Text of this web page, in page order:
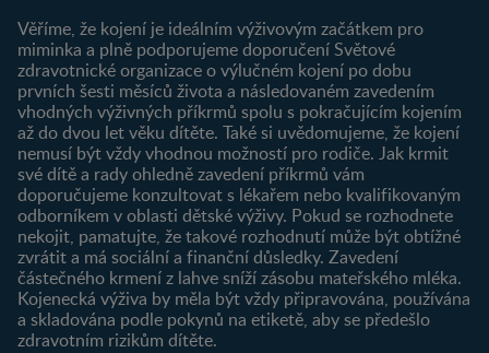
Můj účet
Registrace
Newsletter
Přihlášení
Produkty
Najít produkt
Věříme, že kojení je ideálním výživovým začátkem pro
miminka a plně podporujeme doporučení Světové
zdravotnické organizace o výlučném kojení po dobu
prvních šesti měsíců života a následovaném zavedením
vhodných výživných příkrmů spolu s pokračujícím kojením
až do dvou let věku dítěte. Také si uvědomujeme, že kojení
nemusí být vždy vhodnou možností pro rodiče. Jak krmit
své dítě a rady ohledně zavedení příkrmů vám
doporučujeme konzultovat s lékařem nebo kvalifikovaným
odborníkem v oblasti dětské výživy. Pokud se rozhodnete
nekojit, pamatujte, že takové rozhodnutí může být obtížné
zvrátit a má sociální a finanční důsledky. Zavedení
částečného krmení z lahve sníží zásobu mateřského mléka.
Kojenecká výživa by měla být vždy připravována, používána
a skladována podle pokynů na etiketě, aby se předešlo
zdravotním rizikům dítěte.